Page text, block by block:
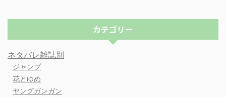
カテゴリー
ネタバレ雑誌別
ジャンプ
花とゆめ
ヤングガンガン